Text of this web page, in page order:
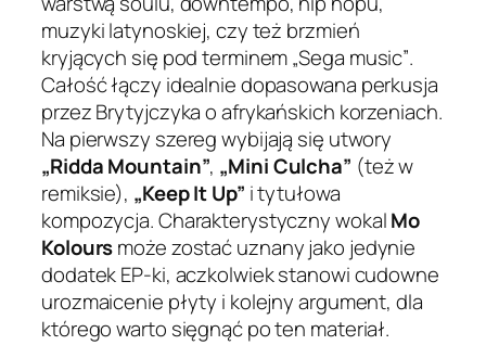
muzyki latynoskiej, czy też brzmień
kryjących się pod terminem„Sega music”.
Całość łączy idealnie dopasowana perkusja
przez Brytyjczyka o afrykańskich korzeniach.
Na pierwszy szereg wybijają się utwory
„Ridda Mountain”, „Mini Culcha” (też w
remiksie), „Keep It Up” i tytułowa
kompozycja. Charakterystyczny wokalMo
Koloursmoże zostać uznany jako jedynie
dodatek EP-ki, aczkolwiek stanowi cudowne
urozmaicenie płyty i kolejny argument, dla
którego warto sięgnąć po ten materiał.